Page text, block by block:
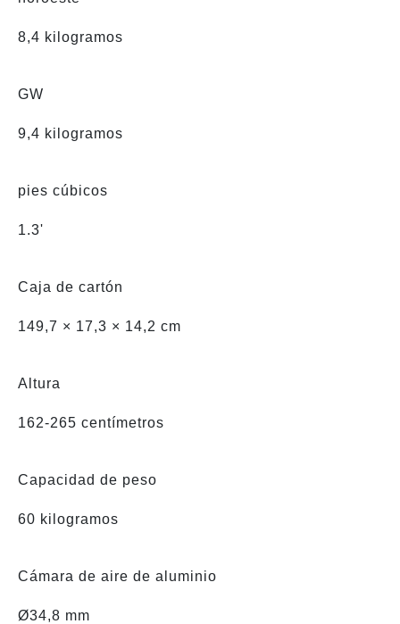
8,4 kilogramos
GW
9,4 kilogramos
pies cúbicos
1.3'
Caja de cartón
149,7 × 17,3 × 14,2 cm
Altura
162-265 centímetros
Capacidad de peso
60 kilogramos
Cámara de aire de aluminio
Ø34,8 mm